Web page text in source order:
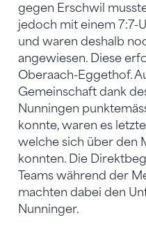
gegen Erschwil
jedoch mit einem 7:7-
und waren deshalb
angewiesen. Diese
Oberaach-Eggethof.
Gemeinschaft dank
Nunningen
konnte, waren es
welche sich über den
konnten. Die
Teams während der
machten dabei den
Nunninger.